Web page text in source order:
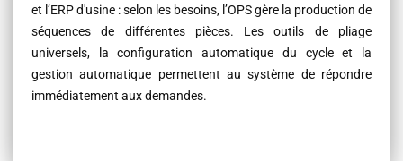
et l’ERP d'usine : selon les besoins, l’OPS gère la production de
séquences de différentes pièces. Les outils de pliage
universels, la configuration automatique du cycle et la
gestion automatique permettent au système de répondre
immédiatement aux demandes.